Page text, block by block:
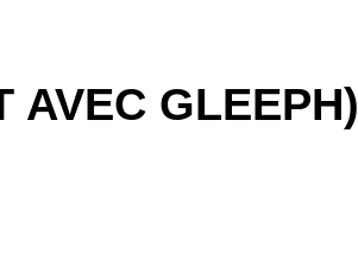
AVEC GLEEPH)